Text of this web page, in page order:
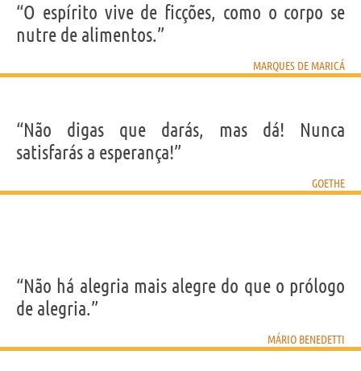
“O espírito vive de ficções, como o corpo se
nutre de alimentos.”
MARQUES DE MARICÁ
“Não digas que darás, mas dá! Nunca
satisfarás a esperança!”
GOETHE
“Não há alegria mais alegre do que o prólogo
de alegria.”
MÁRIO BENEDETTI